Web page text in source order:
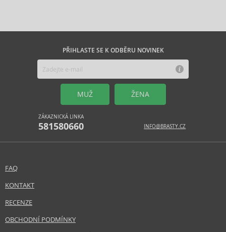
PŘIHLASTE SE K ODBĚRU NOVINEK
MUŽ ŽENA
ZÁKAZNICKÁ LINKA
581580660 INFO@BRASTY.CZ
FAQ
KONTAKT
RECENZE
OBCHODNÍ PODMÍNKY